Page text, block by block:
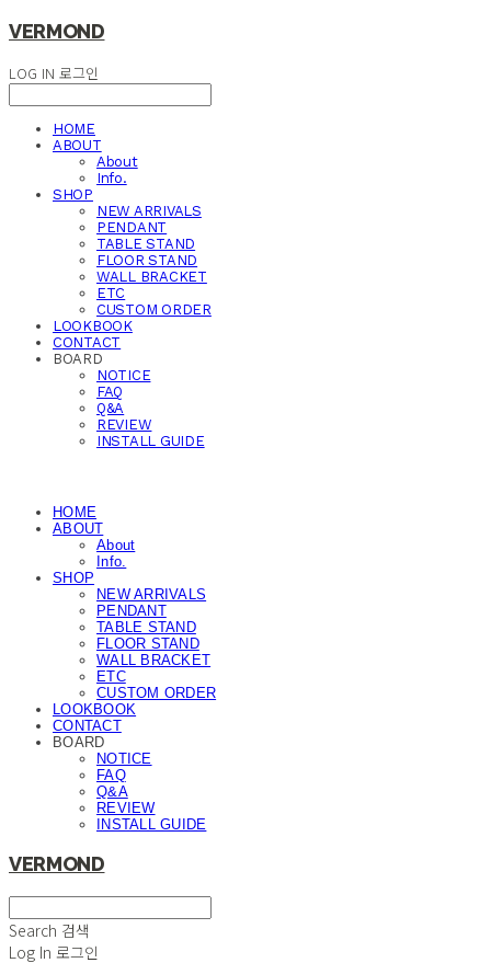
VERMOND
LOG IN 로그인
HOME
ABOUT
About
Info.
SHOP
NEW ARRIVALS
PENDANT
TABLE STAND
FLOOR STAND
WALL BRACKET
ETC
CUSTOM ORDER
LOOKBOOK
CONTACT
BOARD
NOTICE
FAQ
Q&A
REVIEW
INSTALL GUIDE
HOME
ABOUT
About
Info.
SHOP
NEW ARRIVALS
PENDANT
TABLE STAND
FLOOR STAND
WALL BRACKET
ETC
CUSTOM ORDER
LOOKBOOK
CONTACT
BOARD
NOTICE
FAQ
Q&A
REVIEW
INSTALL GUIDE
VERMOND
Search 검색
Log In 로그인